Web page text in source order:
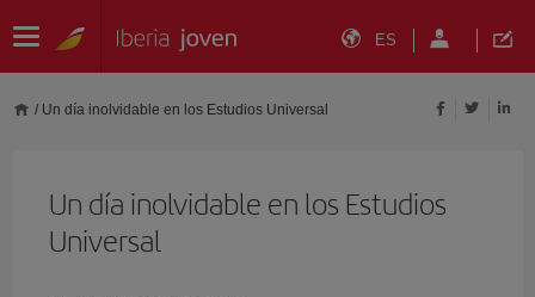
ES
/ Un día inolvidable en los Estudios Universal
Un día inolvidable en los Estudios
Universal